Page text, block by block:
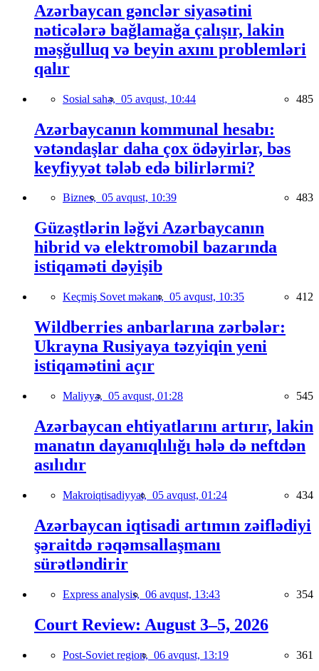
Azərbaycan gənclər siyasətini
nəticələrə bağlamağa çalışır, lakin
məşğulluq və beyin axını problemləri
qalır
Sosial sahə, 05 avqust, 10:44 485
Azərbaycanın kommunal hesabı:
vətəndaşlar daha çox ödəyirlər, bəs
keyfiyyət tələb edə bilirlərmi?
Biznes, 05 avqust, 10:39 483
Güzəştlərin ləğvi Azərbaycanın
hibrid və elektromobil bazarında
istiqaməti dəyişib
Keçmiş Sovet məkanı, 05 avqust, 10:35 412
Wildberries anbarlarına zərbələr:
Ukrayna Rusiyaya təzyiqin yeni
istiqamətini açır
Maliyyə, 05 avqust, 01:28 545
Azərbaycan ehtiyatlarını artırır, lakin
manatın dayanıqlılığı hələ də neftdən
asılıdır
Makroiqtisadiyyat, 05 avqust, 01:24 434
Azərbaycan iqtisadi artımın zəiflədiyi
şəraitdə rəqəmsallaşmanı
sürətləndirir
Express analysis, 06 avqust, 13:43 354
Court Review: August 3–5, 2026
Post-Soviet region, 06 avqust, 13:19 361